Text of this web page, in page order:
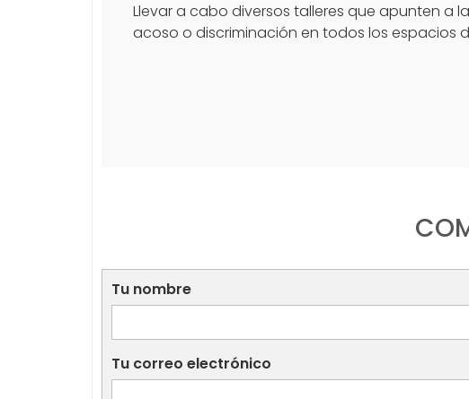
Llevar a cabo diversos talleres que apunten a
acoso o discriminación en todos los espacios
Tu nombre
Tu correo electrónico